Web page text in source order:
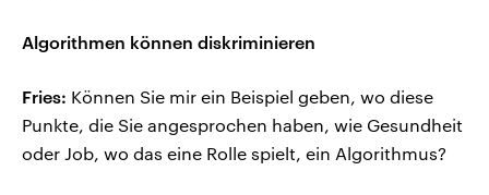
Algorithmen können diskriminieren
Fries: Können Sie mir ein Beispiel geben, wo diese
Punkte, die Sie angesprochen haben, wie Gesundheit
oder Job, wo das eine Rolle spielt, ein Algorithmus?